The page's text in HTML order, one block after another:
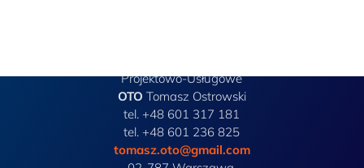
Projektowo-Usługowe
OTO Tomasz Ostrowski
tel. +48 601 317 181
tel. +48 601 236 825
tomasz.oto@gmail.com